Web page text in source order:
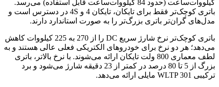
کیلووات‌ساعت (حدود 84 کیلووات‌ساعت قابل استفاده) می‌رسد.
باتری کوچک‌تر فقط برای تایکان، تایکان 4 و 4S در دسترس است و
مدل‌های گران‌تر باتری بزرگ‌تر را به صورت استاندارد دارند.
باتری کوچک‌تر نرخ شارژ سریع DC را از 270 به 225 کیلووات کاهش
می‌دهد؛ هر دو نرخ برای خودروهای الکتریکی فعلی عالی هستند و به
لطف معماری 800 ولت تایکان ارائه می‌شوند. با نرخ بالاتر، باتری
بزرگ از 5 تا 80 درصد در کمتر از 23 دقیقه شارژ می‌شود و برد
ترکیبی WLTP 301 مایلی ارائه می‌دهد.